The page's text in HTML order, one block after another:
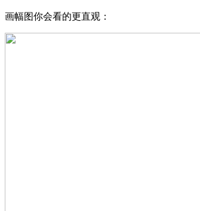
画幅图你会看的更直观：